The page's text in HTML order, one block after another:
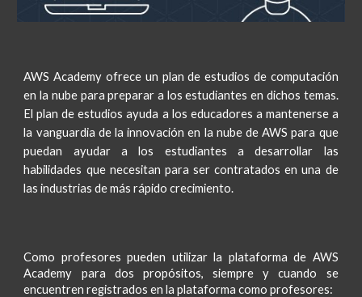
AWS Academy ofrece un plan de estudios de computación
en la nube para preparar a los estudiantes en dichos temas.
El plan de estudios ayuda a los educadores a mantenerse a
la vanguardia de la innovación en la nube de AWS para que
puedan ayudar a los estudiantes a desarrollar las
habilidades que necesitan para ser contratados en una de
las industrias de más rápido crecimiento.
Como profesorespueden utilizarla plataforma de AWS
Academy para dos propósitos, siempre y cuando se
encuentren registrados en la plataforma como profesores: